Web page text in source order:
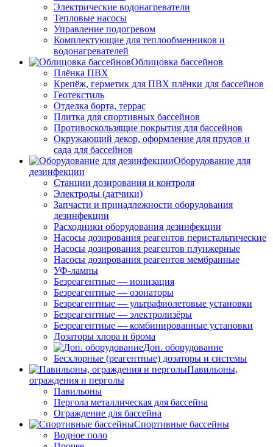
Электрические водонагреватели
Тепловые насосы
Управление подогревом
Комплектующие для теплообменников и
водонагревателей
Облицовка бассейнов
Плёнка ПВХ
Крепёж, герметик для ПВХ плёнки для бассейнов
Геотекстиль
Отделка борта, террас
Плитка для спортивных бассейнов
Противоскользящие покрытия для бассейнов
Окружающий декор, оформление для прудов и
сада для бассейнов
Оборудование для
дезинфекции
Станции дозирования и контроля
Электроды (датчики)
Запчасти и принадлежности оборудования
дезинфекции
Расходники оборудования дезинфекции
Насосы дозирования реагентов перистальтические
Насосы дозирования реагентов плунжерные
Насосы дозирования реагентов мембранные
УФ-лампы
Безреагентные — ионизация
Безреагентные — озонаторы
Безреагентные — ультрафиолетовые установки
Безреагентные — электролизёры
Безреагентные — комбинированные установки
Дозаторы хлора и брома
Доп. оборудование
Бесхлорные (реагентные) дозаторы и системы
Павильоны,
ограждения и перголы
Павильоны
Пергола металлическая для бассейна
Ограждение для бассейна
Спортивные бассейны
Водное поло